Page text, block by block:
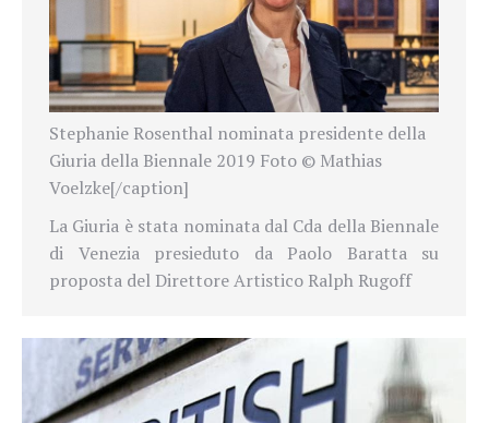
Stephanie Rosenthal nominata presidente della
Giuria della Biennale 2019 Foto © Mathias
Voelzke[/caption]
La Giuria è stata nominata dal Cda della Biennale
di Venezia presieduto da Paolo Baratta su
proposta del Direttore Artistico Ralph Rugoff